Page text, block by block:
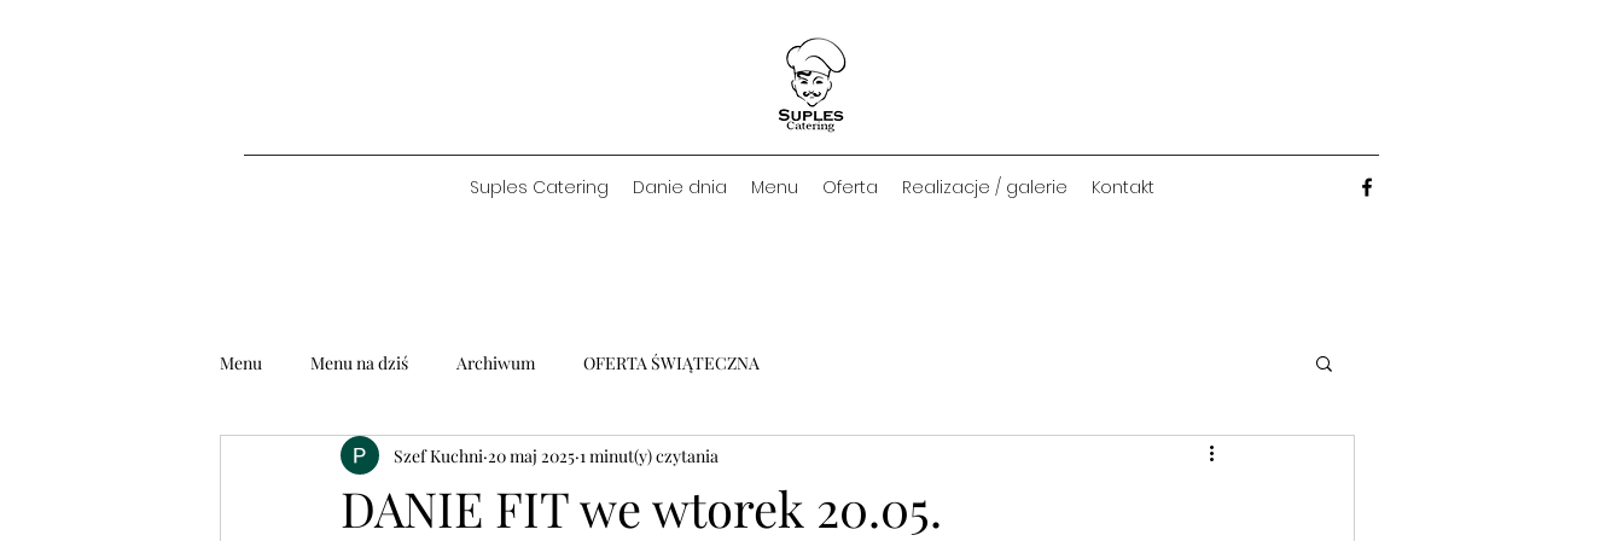
Suples Catering Danie dnia Menu Oferta Realizacje / galerie Kontakt
Menu Menu na dziś Archiwum OFERTA ŚWIĄTECZNA
DANIE FIT we wtorek 20.05.
Szef Kuchni 20 maj 2025 1 minut(y) czytania